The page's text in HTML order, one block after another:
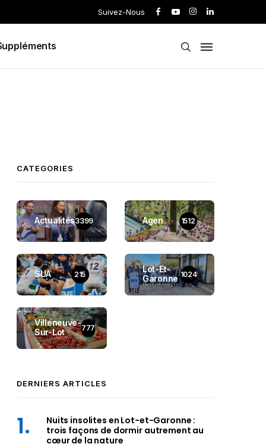
Suivez-Nous
CATEGORIES
Actualités3399 Agen 1512
SUA 215
Lot-Et-
Garonne 1024
Villeneuve-
Sur-Lot
777
DERNIERS ARTICLES
Nuits insolites en Lot-et-Garonne :
trois façons de dormir autrement au
cœur de la nature